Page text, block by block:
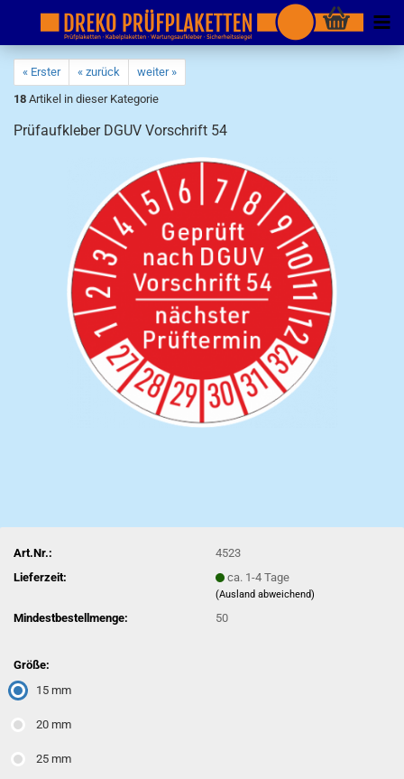
« Erster « zurück
weiter »
18 Artikel in dieser Kategorie
Prüfaufkleber DGUV Vorschrift 54
Art.Nr.:
4523
Lieferzeit:
ca. 1-4 Tage
(Ausland abweichend)
Mindestbestellmenge: 50
Größe:
15 mm
20 mm
25 mm